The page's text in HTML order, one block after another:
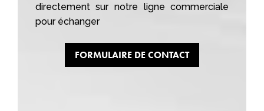
directement sur notre ligne commerciale
pour échanger
FORMULAIRE DE CONTACT